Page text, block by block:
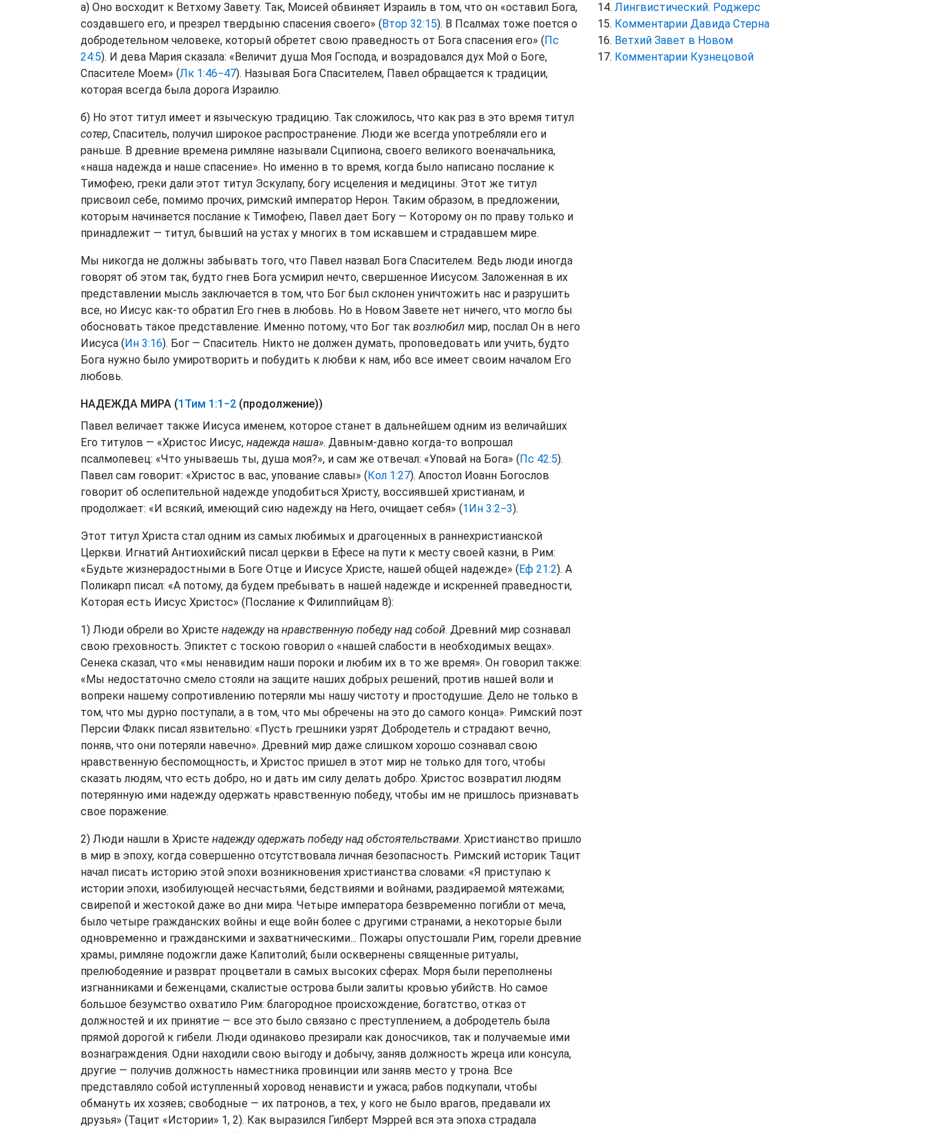
а) Оно восходит к Ветхому Завету. Так, Моисей обвиняет Израиль в том, что он «оставил Бога,
создавшего его, и презрел твердыню спасения своего» (Втор 32:15). В Псалмах тоже поется о
добродетельном человеке, который обретет свою праведность от Бога спасения его» (Пс
24:5). И дева Мария сказала: «Величит душа Моя Господа, и возрадовался дух Мой о Боге,
Спасителе Моем» (Лк 1:46−47). Называя Бога Спасителем, Павел обращается к традиции,
которая всегда была дорога Израилю.
б) Но этот титул имеет и языческую традицию. Так сложилось, что как раз в это время титул
сотер, Спаситель, получил широкое распространение. Люди же всегда употребляли его и
раньше. В древние времена римляне называли Сципиона, своего великого военачальника,
«наша надежда и наше спасение». Но именно в то время, когда было написано послание к
Тимофею, греки дали этот титул Эскулапу, богу исцеления и медицины. Этот же титул
присвоил себе, помимо прочих, римский император Нерон. Таким образом, в предложении,
которым начинается послание к Тимофею, Павел дает Богу — Которому он по праву только и
принадлежит — титул, бывший на устах у многих в том искавшем и страдавшем мире.
Мы никогда не должны забывать того, что Павел назвал Бога Спасителем. Ведь люди иногда
говорят об этом так, будто гнев Бога усмирил нечто, свершенное Иисусом. Заложенная в их
представлении мысль заключается в том, что Бог был склонен уничтожить нас и разрушить
все, но Иисус как-то обратил Его гнев в любовь. Но в Новом Завете нет ничего, что могло бы
обосновать такое представление. Именно потому, что Бог так возлюбил мир, послал Он в него
Иисуса (Ин 3:16). Бог — Спаситель. Никто не должен думать, проповедовать или учить, будто
Бога нужно было умиротворить и побудить к любви к нам, ибо все имеет своим началом Его
любовь.
НАДЕЖДА МИРА (1Тим 1:1−2 (продолжение))
Павел величает также Иисуса именем, которое станет в дальнейшем одним из величайших
Его титулов — «Христос Иисус, надежда наша». Давным-давно когда-то вопрошал
псалмопевец: «Что унываешь ты, душа моя?», и сам же отвечал: «Уповай на Бога» (Пс 42:5).
Павел сам говорит: «Христос в вас, упование славы» (Кол 1:27). Апостол Иоанн Богослов
говорит об ослепительной надежде уподобиться Христу, воссиявшей христианам, и
продолжает: «И всякий, имеющий сию надежду на Него, очищает себя» (1Ин 3:2−3).
Этот титул Христа стал одним из самых любимых и драгоценных в раннехристианской
Церкви. Игнатий Антиохийский писал церкви в Ефесе на пути к месту своей казни, в Рим:
«Будьте жизнерадостными в Боге Отце и Иисусе Христе, нашей общей надежде» (Еф 21:2). А
Поликарп писал: «А потому, да будем пребывать в нашей надежде и искренней праведности,
Которая есть Иисус Христос» (Послание к Филиппийцам 8):
1) Люди обрели во Христе надеждуна нравственную победу над собой. Древний мир сознавал
свою греховность. Эпиктет с тоскою говорил о «нашей слабости в необходимых вещах».
Сенека сказал, что «мы ненавидим наши пороки и любим их в то же время». Он говорил также:
«Мы недостаточно смело стояли на защите наших добрых решений, против нашей воли и
вопреки нашему сопротивлению потеряли мы нашу чистоту и простодушие. Дело не только в
том, что мы дурно поступали, а в том, что мы обречены на это до самого конца». Римский поэт
Персии Флакк писал язвительно: «Пусть грешники узрят Добродетель и страдают вечно,
поняв, что они потеряли навечно». Древний мир даже слишком хорошо сознавал свою
нравственную беспомощность, и Христос пришел в этот мир не только для того, чтобы
сказать людям, что есть добро, но и дать им силу делать добро. Христос возвратил людям
потерянную ими надежду одержать нравственную победу, чтобы им не пришлось признавать
свое поражение.
2) Люди нашли в Христе надежду одержать победу над обстоятельствами. Христианство пришло
в мир в эпоху, когда совершенно отсутствовала личная безопасность. Римский историк Тацит
начал писать историю этой эпохи возникновения христианства словами: «Я приступаю к
истории эпохи, изобилующей несчастьями, бедствиями и войнами, раздираемой мятежами;
свирепой и жестокой даже во дни мира. Четыре императора безвременно погибли от меча,
было четыре гражданских войны и еще войн более с другими странами, а некоторые были
одновременно и гражданскими и захватническими... Пожары опустошали Рим, горели древние
храмы, римляне подожгли даже Капитолий; были осквернены священные ритуалы,
прелюбодеяние и разврат процветали в самых высоких сферах. Моря были переполнены
изгнанниками и беженцами, скалистые острова были залиты кровью убийств. Но самое
большое безумство охватило Рим: благородное происхождение, богатство, отказ от
должностей и их принятие — все это было связано с преступлением, а добродетель была
прямой дорогой к гибели. Люди одинаково презирали как доносчиков, так и получаемые ими
вознаграждения. Одни находили свою выгоду и добычу, заняв должность жреца или консула,
другие — получив должность наместника провинции или заняв место у трона. Все
представляло собой иступленный хоровод ненависти и ужаса; рабов подкупали, чтобы
обмануть их хозяев; свободные — их патронов, а тех, у кого не было врагов, предавали их
друзья» (Тацит «Истории» 1, 2). Как выразился Гилберт Мэррей вся эта эпоха страдала
Лингвистический. Роджерс
Комментарии Давида Стерна
Ветхий Завет в Новом
Комментарии Кузнецовой